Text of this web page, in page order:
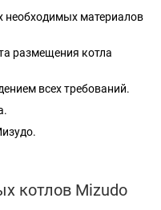
необходимых материалов
размещения котла
всех требований.
котлов Mizudo